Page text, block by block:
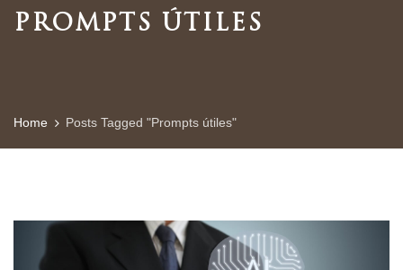
PROMPTS ÚTILES
Home Posts Tagged "Prompts útiles"